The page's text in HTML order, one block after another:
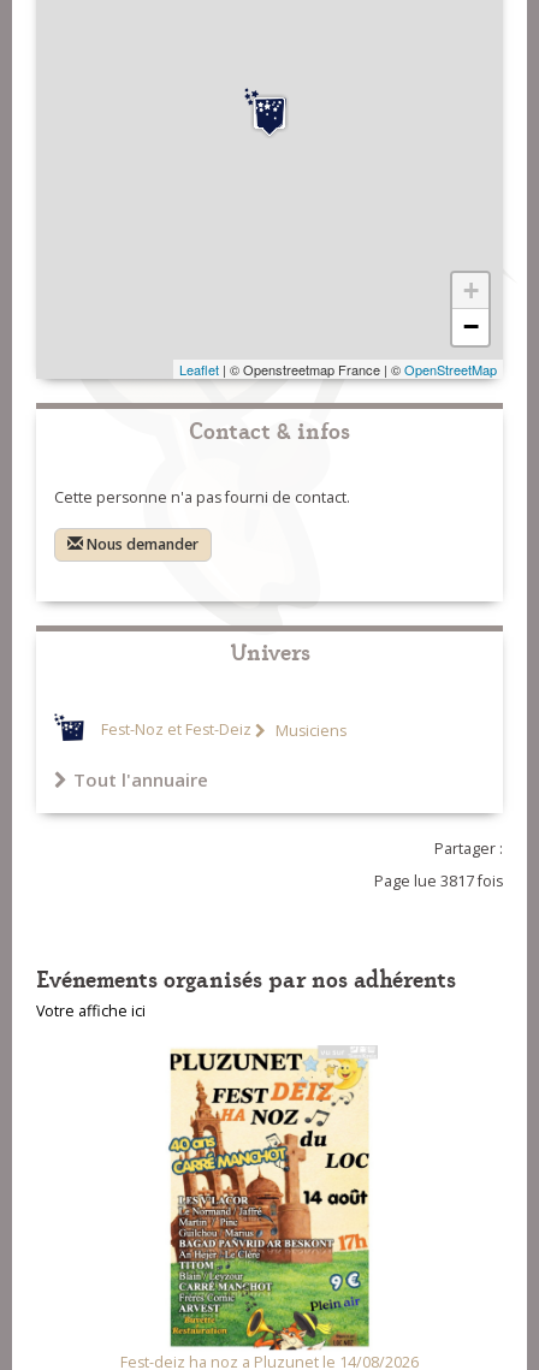
+
−
Leaflet | © Openstreetmap France | ©OpenStreetMap
Contact & infos
Cette personne n'a pas fourni de contact.
Nous demander
Univers
Fest-Noz et Fest-Deiz Musiciens
Tout l'annuaire
Partager :
Page lue 3817 fois
Evénements organisés par nos adhérents
Votre affiche ici
Fest-deiz ha noz a Pluzunet le 14/08/2026